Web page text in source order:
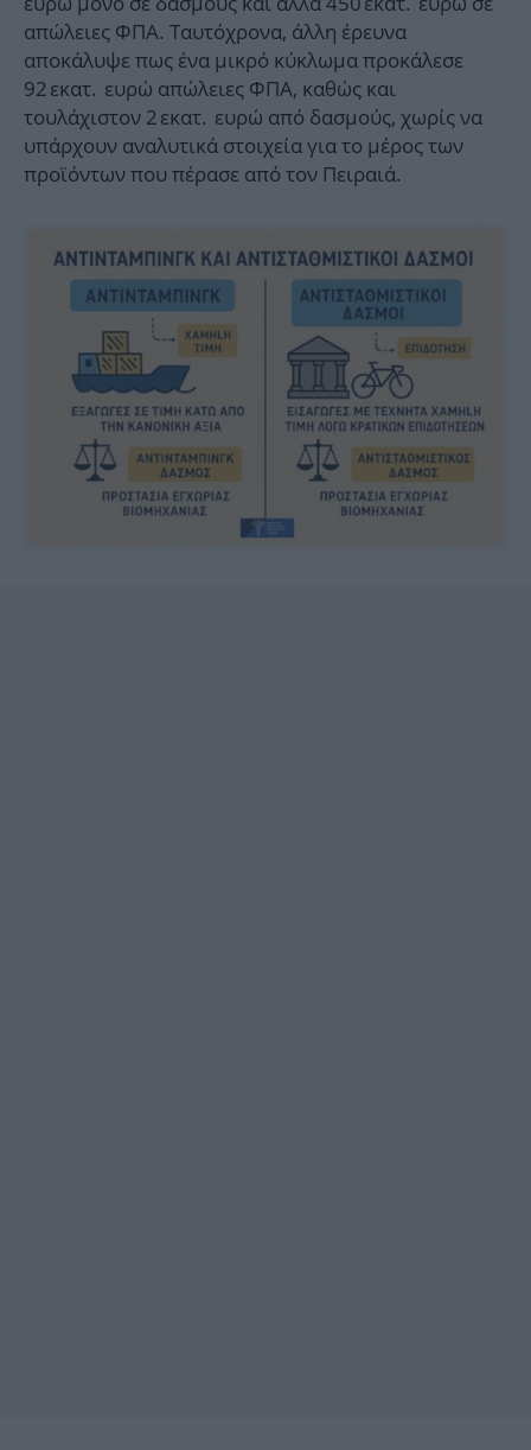
απώλειες ΦΠΑ. Ταυτόχρονα, άλλη έρευνα
αποκάλυψε πως ένα μικρό κύκλωμα προκάλεσε
92 εκατ. ευρώ απώλειες ΦΠΑ, καθώς και
τουλάχιστον 2 εκατ. ευρώ από δασμούς, χωρίς να
υπάρχουν αναλυτικά στοιχεία για το μέρος των
προϊόντων που πέρασε από τον Πειραιά.